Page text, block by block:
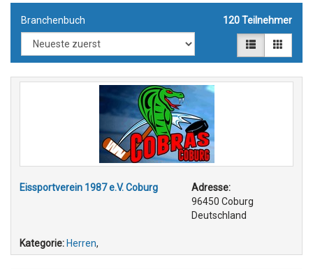
Branchenbuch 120 Teilnehmer
Eissportverein 1987 e.V. Coburg
Adresse:
96450 Coburg
Deutschland
Kategorie: Herren,